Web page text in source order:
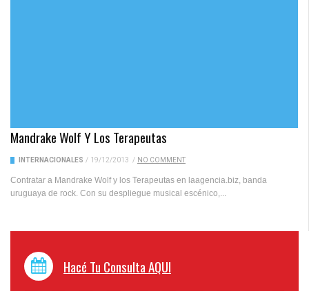
Mandrake Wolf Y Los Terapeutas
INTERNACIONALES / 19/12/2013 / NO COMMENT
Contratar a Mandrake Wolf y los Terapeutas en laagencia.biz, banda
uruguaya de rock. Con su despliegue musical escénico,...
Hacé Tu Consulta AQUI